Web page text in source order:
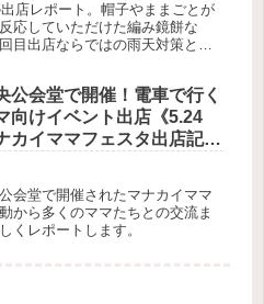
店レポート。帽子やままごとが
応していただけた編み鏡餅な
目出店ならではの雨天対策と準
公会堂で開催！電車で行く
向けイベント出店《5.24
カイママフェスタ出店記
会堂で開催されたマナカイママ
から多くのママたちとの交流ま
くレポートします。